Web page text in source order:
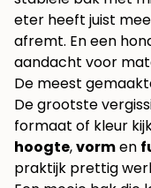
eter heeft juist
afremt. En een
aandacht voor
De meest
De grootste
formaat of kleur
hoogte,vormen
praktijk prettig